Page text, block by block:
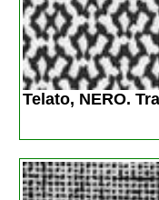
Telato, NERO.